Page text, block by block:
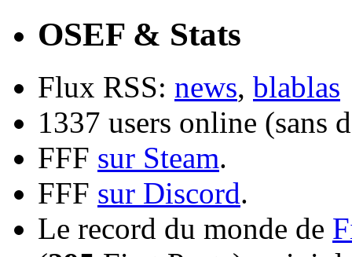
OSEF & Stats
Flux RSS: news, blablas
1337 users online (sans
FFF sur Steam.
FFF sur Discord.
Le record du monde de